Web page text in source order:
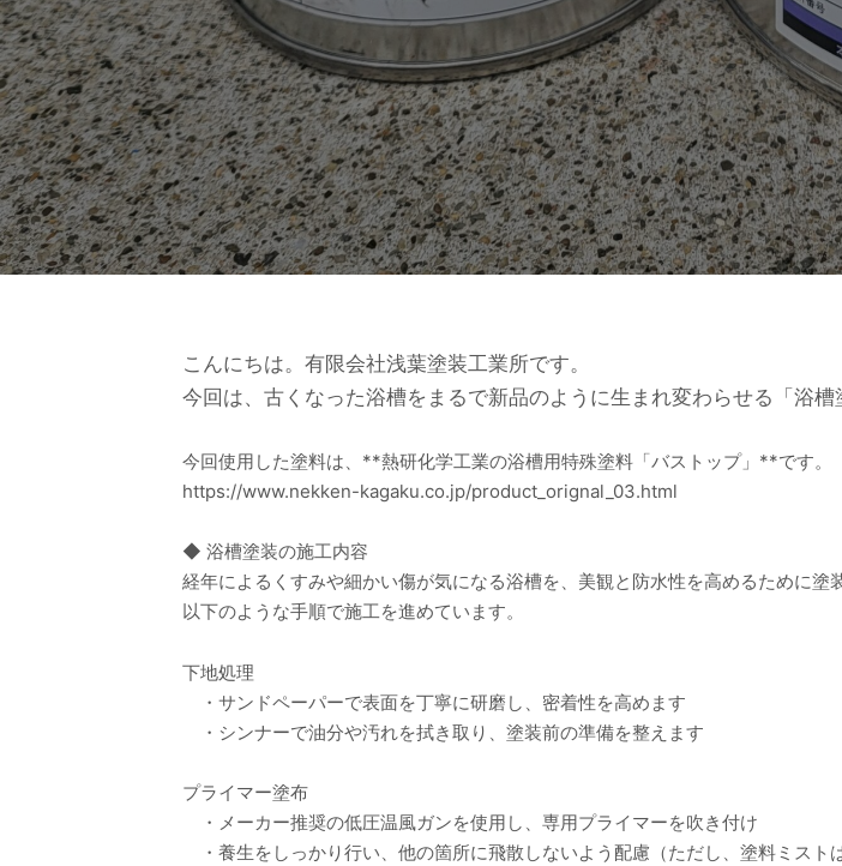
こんにちは。有限会社浅葉塗装工業所です。
今回は、古くなった浴槽をまるで新品のように生まれ変わらせる「浴槽
今回使用した塗料は、**熱研化学工業の浴槽用特殊塗料「バストップ」**です。
https://www.nekken-kagaku.co.jp/product_orignal_03.html
◆ 浴槽塗装の施工内容
経年によるくすみや細かい傷が気になる浴槽を、美観と防水性を高めるために塗
以下のような手順で施工を進めています。
下地処理
・サンドペーパーで表面を丁寧に研磨し、密着性を高めます
・シンナーで油分や汚れを拭き取り、塗装前の準備を整えます
プライマー塗布
・メーカー推奨の低圧温風ガンを使用し、専用プライマーを吹き付け
・養生をしっかり行い、他の箇所に飛散しないよう配慮（ただし、塗料ミスト